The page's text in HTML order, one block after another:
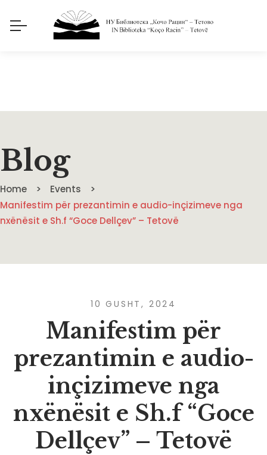
Blog
Home
Events
Manifestim për prezantimin e audio-inçizimeve nga
nxënësit e Sh.f “Goce Dellçev” – Tetovë
10 GUSHT, 2024
Manifestim për
prezantimin e audio-
inçizimeve nga
nxënësit e Sh.f “Goce
Dellçev” – Tetovë